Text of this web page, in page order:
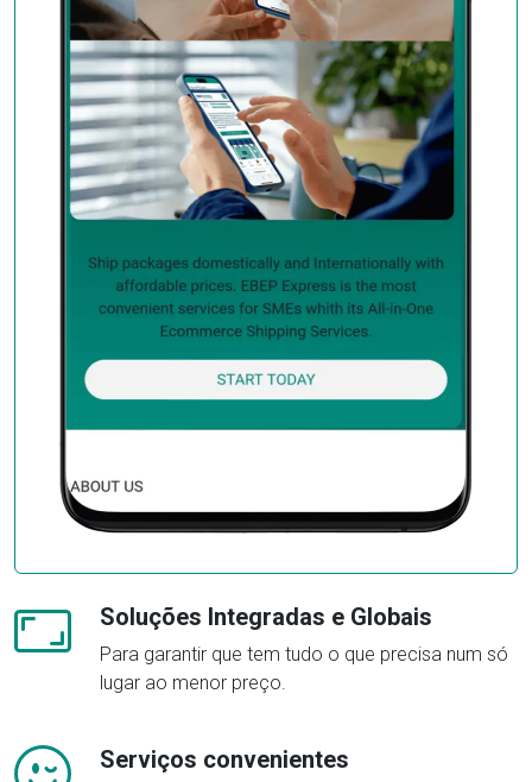
Soluções Integradas e Globais
Para garantir que tem tudo o que precisa num só
lugar ao menor preço.
Serviços convenientes